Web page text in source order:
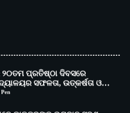
ସ୍ମୃତିଚାରଣ
ଡାକ୍ତରଙ୍କୁ ଭଗବାନ ସଦୃଶ
ସୋଆ ଉପସଭାପତି